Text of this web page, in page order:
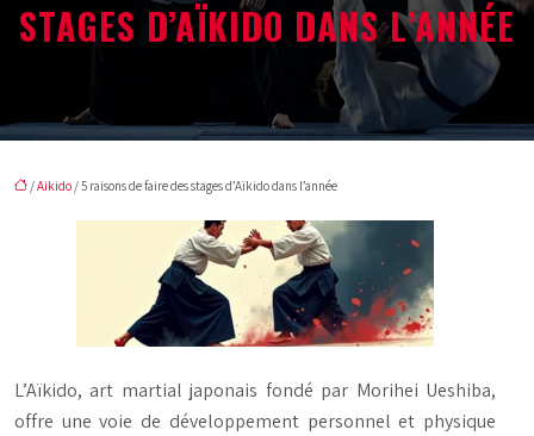
STAGES D’AÏKIDO DANS L’ANNÉE
/Aikido / 5 raisons de faire des stages d’Aïkido dans l’année
L’Aïkido, art martial japonais fondé par Morihei Ueshiba,
offre une voie de développement personnel et physique